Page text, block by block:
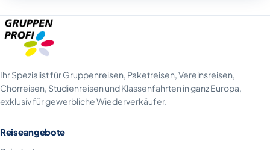
Ihr Spezialist für Gruppenreisen, Paketreisen, Vereinsreisen,
Chorreisen, Studienreisen und Klassenfahrten in ganz Europa,
exklusiv für gewerbliche Wiederverkäufer.
Reiseangebote